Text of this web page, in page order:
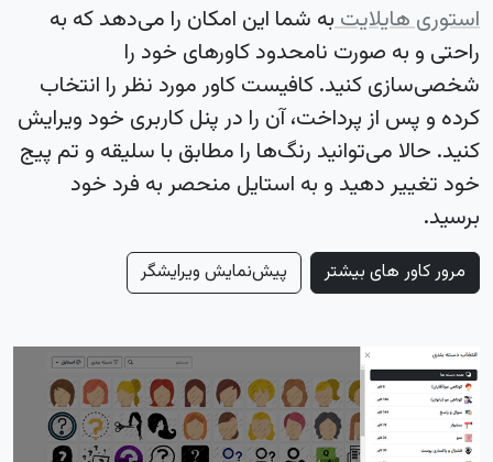
استوری هایلایتبه شما این امکان را می‌دهد که به
راحتی و به صورت نامحدود کاورهای خود را
شخصی‌سازی کنید. کافیست کاور مورد نظر را انتخاب
کرده و پس از پرداخت، آن را در پنل کاربری خود ویرایش
کنید. حالا می‌توانید رنگ‌ها را مطابق با سلیقه و تم پیج
خود تغییر دهید و به استایل منحصر به فرد خود
برسید.
مرور کاور های بیشتر پیش‌نمایش ویرایشگر